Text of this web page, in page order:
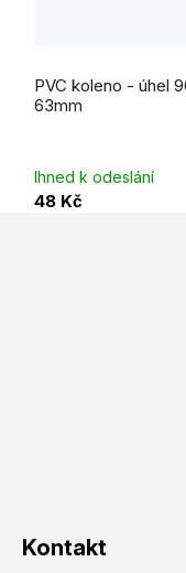
PVC koleno - úhel
63mm
Ihned k odeslání
48 Kč
Kontakt